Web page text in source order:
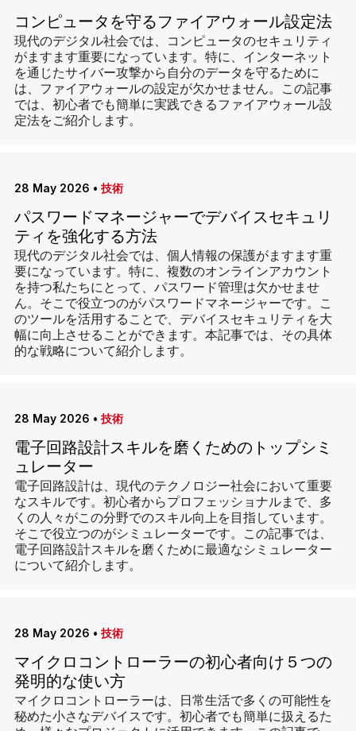
コンピュータを守るファイアウォール設定法
現代のデジタル社会では、コンピュータのセキュリティ
がますます重要になっています。特に、インターネット
を通じたサイバー攻撃から自分のデータを守るために
は、ファイアウォールの設定が欠かせません。この記事
では、初心者でも簡単に実践できるファイアウォール設
定法をご紹介します。
28 May 2026 • 技術
パスワードマネージャーでデバイスセキュリ
ティを強化する方法
現代のデジタル社会では、個人情報の保護がますます重
要になっています。特に、複数のオンラインアカウント
を持つ私たちにとって、パスワード管理は欠かせませ
ん。そこで役立つのがパスワードマネージャーです。こ
のツールを活用することで、デバイスセキュリティを大
幅に向上させることができます。本記事では、その具体
的な戦略について紹介します。
28 May 2026 • 技術
電子回路設計スキルを磨くためのトップシミ
ュレーター
電子回路設計は、現代のテクノロジー社会において重要
なスキルです。初心者からプロフェッショナルまで、多
くの人々がこの分野でのスキル向上を目指しています。
そこで役立つのがシミュレーターです。この記事では、
電子回路設計スキルを磨くために最適なシミュレーター
について紹介します。
28 May 2026 • 技術
マイクロコントローラーの初心者向け５つの
発明的な使い方
マイクロコントローラーは、日常生活で多くの可能性を
秘めた小さなデバイスです。初心者でも簡単に扱えるた